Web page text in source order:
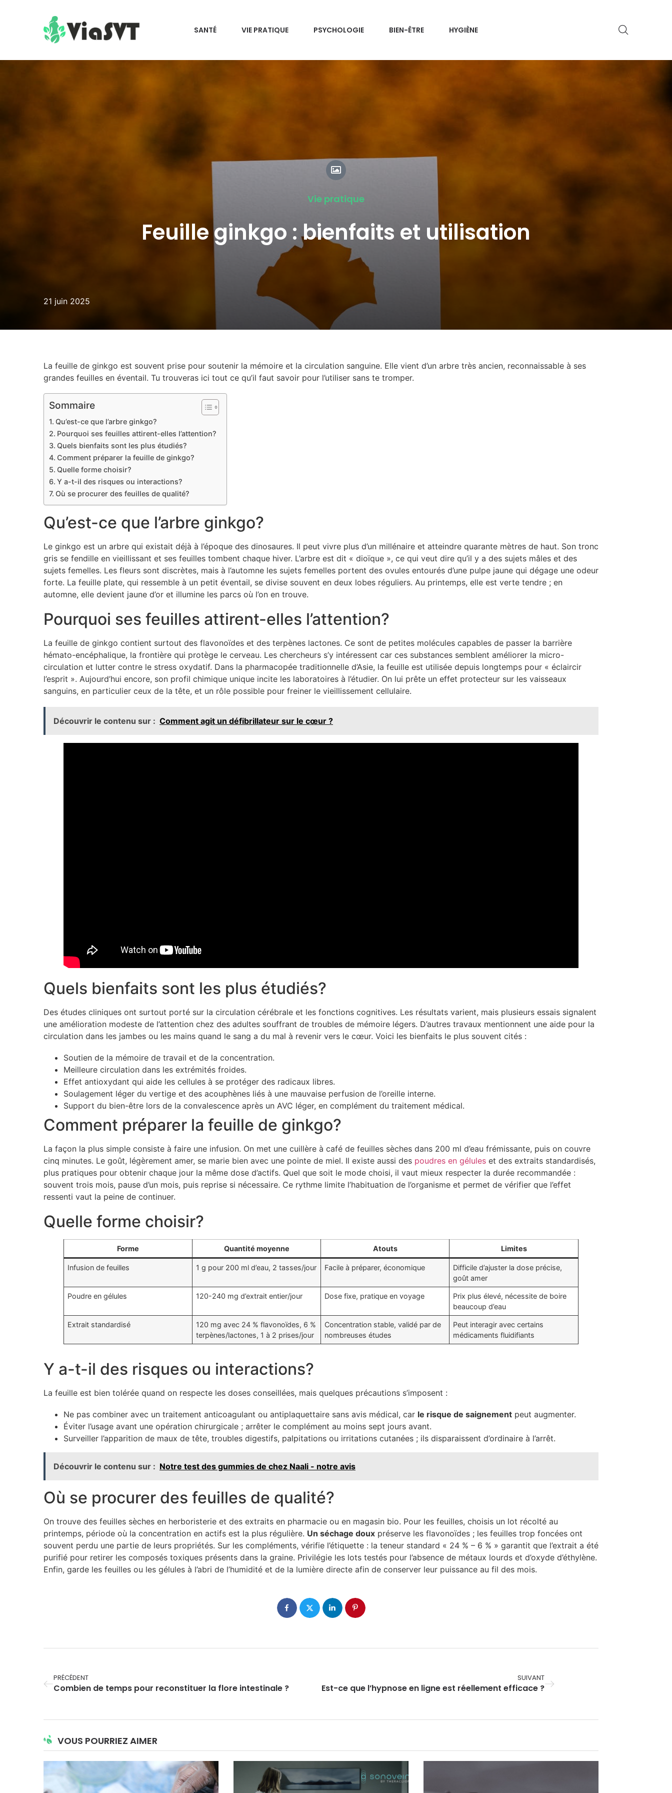
SANTÉ VIE PRATIQUE PSYCHOLOGIE BIEN-ÊTRE HYGIÈNE
Vie pratique
Feuille ginkgo : bienfaits et utilisation
21 juin 2025
La feuille de ginkgo est souvent prise pour soutenir la mémoire et la circulation sanguine. Elle vient d’un arbre très ancien, reconnaissable à ses
grandes feuilles en éventail. Tu trouveras ici tout ce qu’il faut savoir pour l’utiliser sans te tromper.
Sommaire
Qu’est-ce que l’arbre ginkgo?
Pourquoi ses feuilles attirent-elles l’attention?
Quels bienfaits sont les plus étudiés?
Comment préparer la feuille de ginkgo?
Quelle forme choisir?
Y a-t-il des risques ou interactions?
Où se procurer des feuilles de qualité?
Qu’est-ce que l’arbre ginkgo?
Le ginkgo est un arbre qui existait déjà à l’époque des dinosaures. Il peut vivre plus d’un millénaire et atteindre quarante mètres de haut. Son tronc
gris se fendille en vieillissant et ses feuilles tombent chaque hiver. L’arbre est dit « dioïque », ce qui veut dire qu’il y a des sujets mâles et des
sujets femelles. Les fleurs sont discrètes, mais à l’automne les sujets femelles portent des ovules entourés d’une pulpe jaune qui dégage une odeur
forte. La feuille plate, qui ressemble à un petit éventail, se divise souvent en deux lobes réguliers. Au printemps, elle est verte tendre ; en
automne, elle devient jaune d’or et illumine les parcs où l’on en trouve.
Pourquoi ses feuilles attirent-elles l’attention?
La feuille de ginkgo contient surtout des flavonoïdes et des terpènes lactones. Ce sont de petites molécules capables de passer la barrière
hémato-encéphalique, la frontière qui protège le cerveau. Les chercheurs s’y intéressent car ces substances semblent améliorer la micro-
circulation et lutter contre le stress oxydatif. Dans la pharmacopée traditionnelle d’Asie, la feuille est utilisée depuis longtemps pour « éclaircir
l’esprit ». Aujourd’hui encore, son profil chimique unique incite les laboratoires à l’étudier. On lui prête un effet protecteur sur les vaisseaux
sanguins, en particulier ceux de la tête, et un rôle possible pour freiner le vieillissement cellulaire.
Découvrir le contenu sur : Comment agit un défibrillateur sur le cœur ?
Quels bienfaits sont les plus étudiés?
Des études cliniques ont surtout porté sur la circulation cérébrale et les fonctions cognitives. Les résultats varient, mais plusieurs essais signalent
une amélioration modeste de l’attention chez des adultes souffrant de troubles de mémoire légers. D’autres travaux mentionnent une aide pour la
circulation dans les jambes ou les mains quand le sang a du mal à revenir vers le cœur. Voici les bienfaits le plus souvent cités :
Soutien de la mémoire de travail et de la concentration.
Meilleure circulation dans les extrémités froides.
Effet antioxydant qui aide les cellules à se protéger des radicaux libres.
Soulagement léger du vertige et des acouphènes liés à une mauvaise perfusion de l’oreille interne.
Support du bien-être lors de la convalescence après un AVC léger, en complément du traitement médical.
Comment préparer la feuille de ginkgo?
La façon la plus simple consiste à faire une infusion. On met une cuillère à café de feuilles sèches dans 200 ml d’eau frémissante, puis on couvre
cinq minutes. Le goût, légèrement amer, se marie bien avec une pointe de miel. Il existe aussi des poudres en gélules et des extraits standardisés,
plus pratiques pour obtenir chaque jour la même dose d’actifs. Quel que soit le mode choisi, il vaut mieux respecter la durée recommandée :
souvent trois mois, pause d’un mois, puis reprise si nécessaire. Ce rythme limite l’habituation de l’organisme et permet de vérifier que l’effet
ressenti vaut la peine de continuer.
Quelle forme choisir?
Forme Quantité moyenne Atouts Limites
Infusion de feuilles 1 g pour 200 ml d’eau, 2 tasses/jour Facile à préparer, économique
Difficile d’ajuster la dose précise,
goût amer
Poudre en gélules 120-240 mg d’extrait entier/jour Dose fixe, pratique en voyage
Prix plus élevé, nécessite de boire
beaucoup d’eau
Extrait standardisé
120 mg avec 24 % flavonoïdes, 6 %
terpènes/lactones, 1 à 2 prises/jour
Concentration stable, validé par de
nombreuses études
Peut interagir avec certains
médicaments fluidifiants
Y a-t-il des risques ou interactions?
La feuille est bien tolérée quand on respecte les doses conseillées, mais quelques précautions s’imposent :
Ne pas combiner avec un traitement anticoagulant ou antiplaquettaire sans avis médical, car le risque de saignement peut augmenter.
Éviter l’usage avant une opération chirurgicale ; arrêter le complément au moins sept jours avant.
Surveiller l’apparition de maux de tête, troubles digestifs, palpitations ou irritations cutanées ; ils disparaissent d’ordinaire à l’arrêt.
Découvrir le contenu sur : Notre test des gummies de chez Naali - notre avis
Où se procurer des feuilles de qualité?
On trouve des feuilles sèches en herboristerie et des extraits en pharmacie ou en magasin bio. Pour les feuilles, choisis un lot récolté au
printemps, période où la concentration en actifs est la plus régulière. Un séchage doux préserve les flavonoïdes ; les feuilles trop foncées ont
souvent perdu une partie de leurs propriétés. Sur les compléments, vérifie l’étiquette : la teneur standard « 24 % – 6 % » garantit que l’extrait a été
purifié pour retirer les composés toxiques présents dans la graine. Privilégie les lots testés pour l’absence de métaux lourds et d’oxyde d’éthylène.
Enfin, garde les feuilles ou les gélules à l’abri de l’humidité et de la lumière directe afin de conserver leur puissance au fil des mois.
PRÉCÉDENT
Combien de temps pour reconstituer la flore intestinale ?
SUIVANT
Est-ce que l’hypnose en ligne est réellement efficace ?
VOUS POURRIEZ AIMER